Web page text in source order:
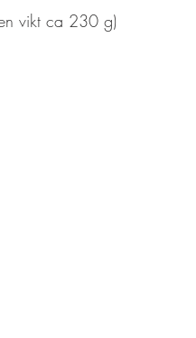
vikt ca 230 g)